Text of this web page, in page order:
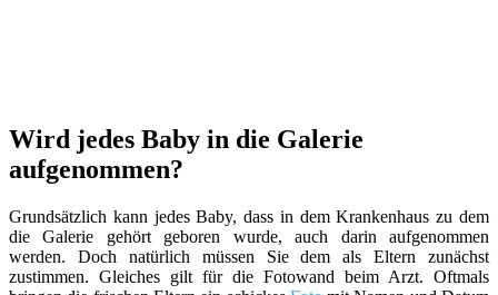
Wird jedes Baby in die Galerie
aufgenommen?
Grundsätzlich kann jedes Baby, dass in dem Krankenhaus zu dem
die Galerie gehört geboren wurde, auch darin aufgenommen
werden. Doch natürlich müssen Sie dem als Eltern zunächst
zustimmen. Gleiches gilt für die Fotowand beim Arzt. Oftmals